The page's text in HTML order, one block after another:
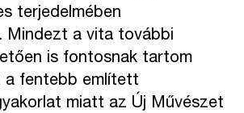
terjedelmében
Mindezt a vita további
is fontosnak tartom
a fentebb említett
miatt az Új Művészet